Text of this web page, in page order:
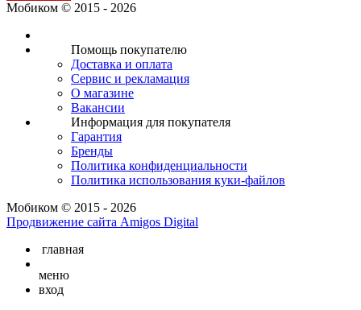
Мобиком © 2015 - 2026
Помощь покупателю
Доставка и оплата
Сервис и рекламация
О магазине
Вакансии
Информация для покупателя
Гарантия
Бренды
Политика конфиденциальности
Политика использования куки-файлов
Мобиком © 2015 - 2026
Продвижение сайта Amigos Digital
главная
меню
вход